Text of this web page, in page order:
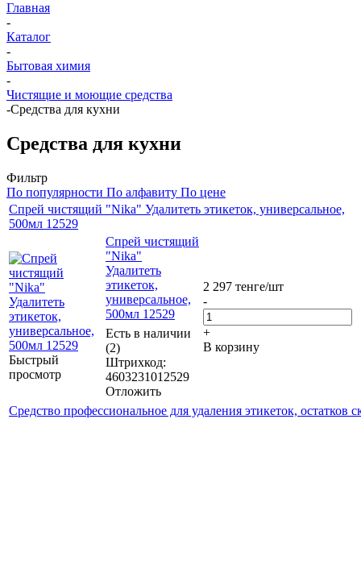
Главная
-
Каталог
-
Бытовая химия
-
Чистящие и моющие средства
-Средства для кухни
Средства для кухни
Фильтр
По популярности По алфавиту По цене
Спрей чистящий "Nika" Удалитеть этикеток, универсальное,
500мл 12529
Быстрый
просмотр
Спрей чистящий
"Nika"
Удалитеть
этикеток,
универсальное,
500мл 12529
Есть в наличии
(2)
Штрихкод:
4603231012529
Отложить
2 297 тенге/шт
-
+
В корзину
Средство профессиональное для удаления этикеток, остатков